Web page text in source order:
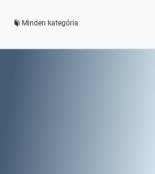
Minden kategória